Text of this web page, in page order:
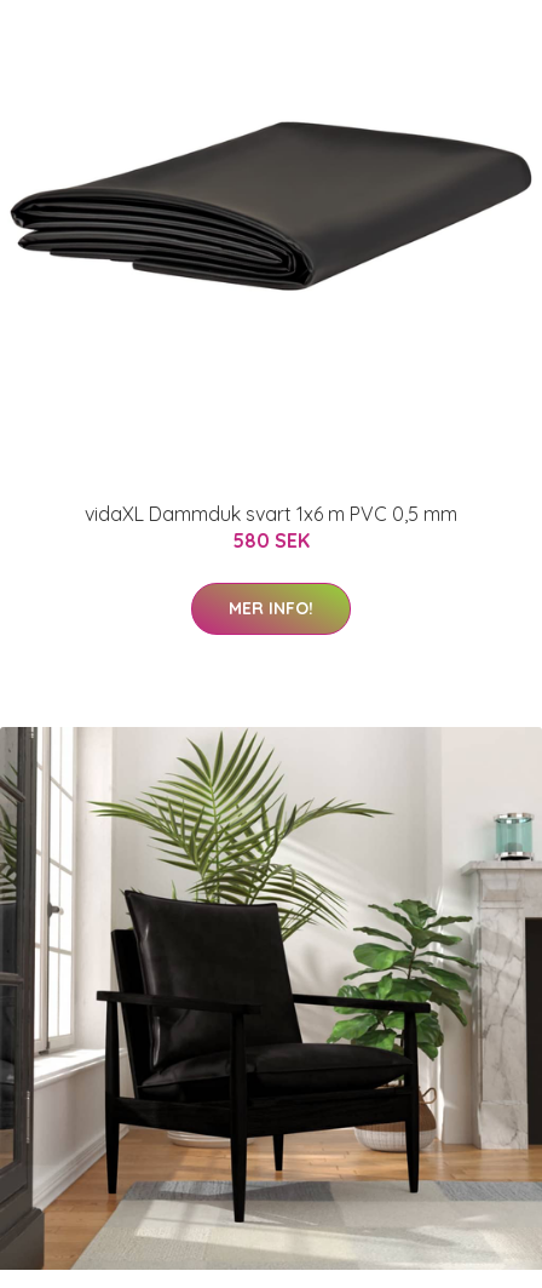
vidaXL Dammduk svart 1x6 m PVC 0,5 mm
580 SEK
MER INFO!